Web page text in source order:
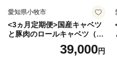
や、古民家再生の権威アレッ
１００年以上の古民家をリノ
愛知県小牧市
<3ヵ月定期便>国産キャベツ
と豚肉のロールキャベツ（4P
39,000円